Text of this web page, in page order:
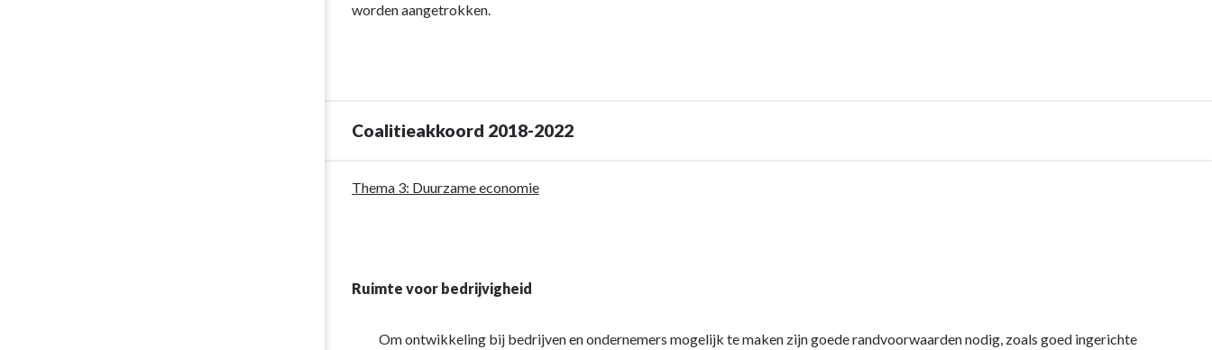
worden aangetrokken.
Coalitieakkoord 2018-2022
Terug
Economie
Coalitieakkoord
Thema 3: Duurzame economie
Ruimte voor bedrijvigheid
Om ontwikkeling bij bedrijven en ondernemers mogelijk te maken zijn goede randvoorwaarden nodig, zoals goed ingerichte